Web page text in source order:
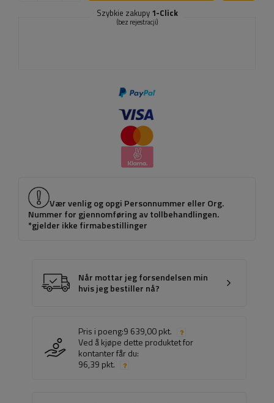
Szybkie zakupy 1-Click
(bez rejestracji)
Vær venlig og opgi Personnummer eller Org.
Nummer for gjennomføring av tollbehandlingen.
*gjelder ikke firmabestillinger
Når mottar jeg forsendelsen min
hvis jeg bestiller nå?
Pris i poeng:9 639,00 pkt.
Ved å kjøpe dette produktet for
kontanter får du:
96,39 pkt.